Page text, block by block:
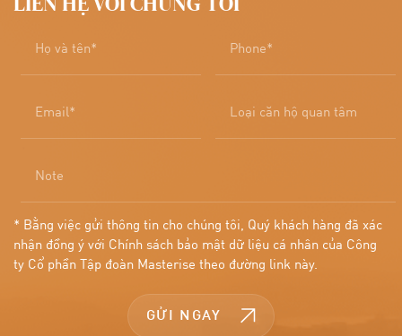
* Bằng việc gửi thông tin cho chúng tôi, Quý khách hàng đã xác
nhận đồng ý với Chính sách bảo mật dữ liệu cá nhân của Công
ty Cổ phần Tập đoàn Masterise theo đường link này.
GỬI NGAY